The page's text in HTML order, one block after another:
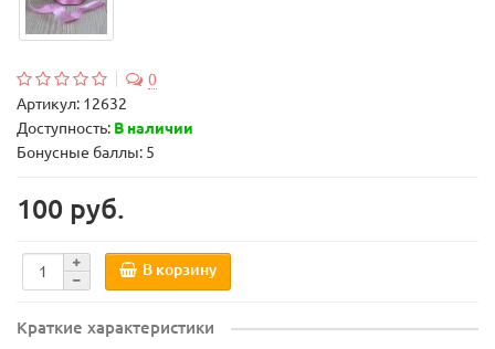
0
Артикул: 12632
Доступность: В наличии
Бонусные баллы: 5
100 руб.
В корзину
Краткие характеристики